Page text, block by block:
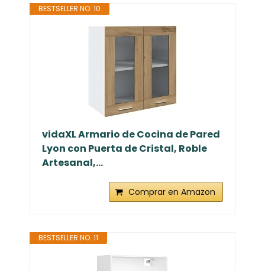
BESTSELLER NO. 10
vidaXL Armario de Cocina de Pared
Lyon con Puerta de Cristal, Roble
Artesanal,...
Comprar en Amazon
BESTSELLER NO. 11